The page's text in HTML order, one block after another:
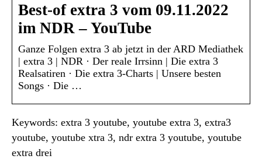
Best-of extra 3 vom 09.11.2022
im NDR – YouTube
Ganze Folgen extra 3 ab jetzt in der ARD Mediathek
| extra 3 | NDR · Der reale Irrsinn | Die extra 3
Realsatiren · Die extra 3-Charts | Unsere besten
Songs · Die …
Keywords: extra 3 youtube, youtube extra 3, extra3
youtube, youtube xtra 3, ndr extra 3 youtube, youtube
extra drei